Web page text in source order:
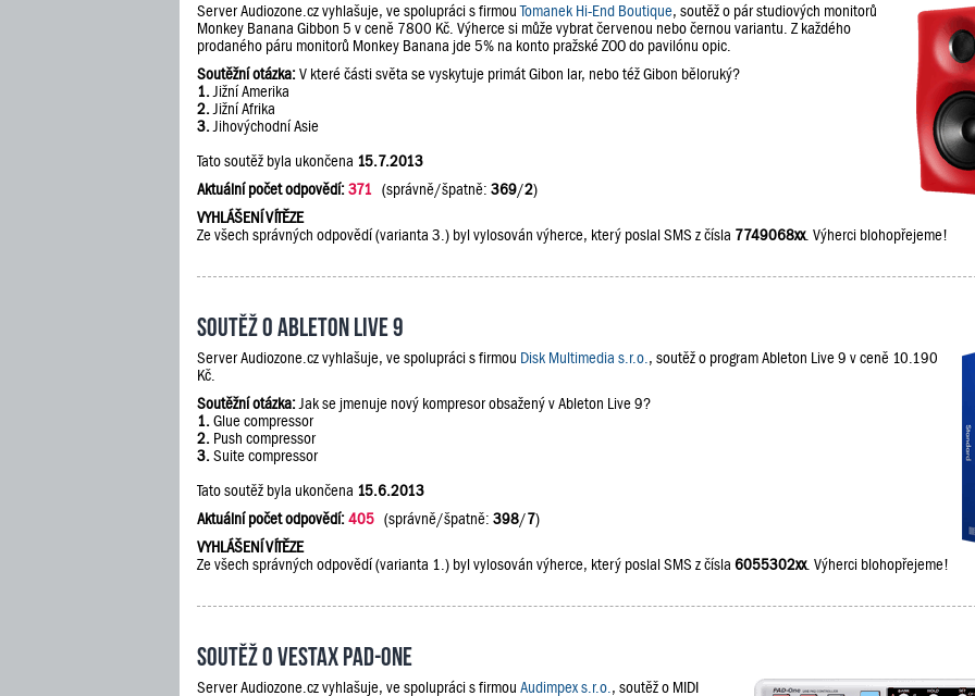
Server Audiozone.cz vyhlašuje, ve spolupráci s firmouTomanek Hi-End Boutique, soutěž o pár studiových monitorů
Monkey Banana Gibbon 5 v ceně 7800 Kč. Výherce si může vybrat červenou nebo černou variantu. Z každého
prodaného páru monitorů Monkey Banana jde 5% na konto pražské ZOO do pavilónu opic.
Soutěžní otázka:V které části světa se vyskytuje primát Gibon lar, nebo též Gibon běloruký?
1. Jižní Amerika
2. Jižní Afrika
3. Jihovýchodní Asie
Tato soutěž byla ukončena 15.7.2013
Aktuální počet odpovědí:371 (správně/špatně: 369/2)
VYHLÁŠENÍ VÍTĚZE
Ze všech správných odpovědí (varianta 3.) byl vylosován výherce, který poslal SMS z čísla 7749068xx. Výherci blohopřejeme!
Soutěž o Ableton Live 9
Server Audiozone.cz vyhlašuje, ve spolupráci s firmou Disk Multimedia s.r.o. , soutěž o program Ableton Live 9 v ceně 10.190
Kč.
Soutěžní otázka: Jak se jmenuje nový kompresor obsažený v Ableton Live 9?
1. Glue compressor
2. Push compressor
3. Suite compressor
Tato soutěž byla ukončena 15.6.2013
Aktuální počet odpovědí:405 (správně/špatně: 398/7)
VYHLÁŠENÍ VÍTĚZE
Ze všech správných odpovědí (varianta 1.) byl vylosován výherce, který poslal SMS z čísla 6055302xx. Výherci blohopřejeme!
Soutěž o Vestax PAD-One
Server Audiozone.cz vyhlašuje, ve spolupráci s firmou Audimpex s.r.o. , soutěž o MIDI